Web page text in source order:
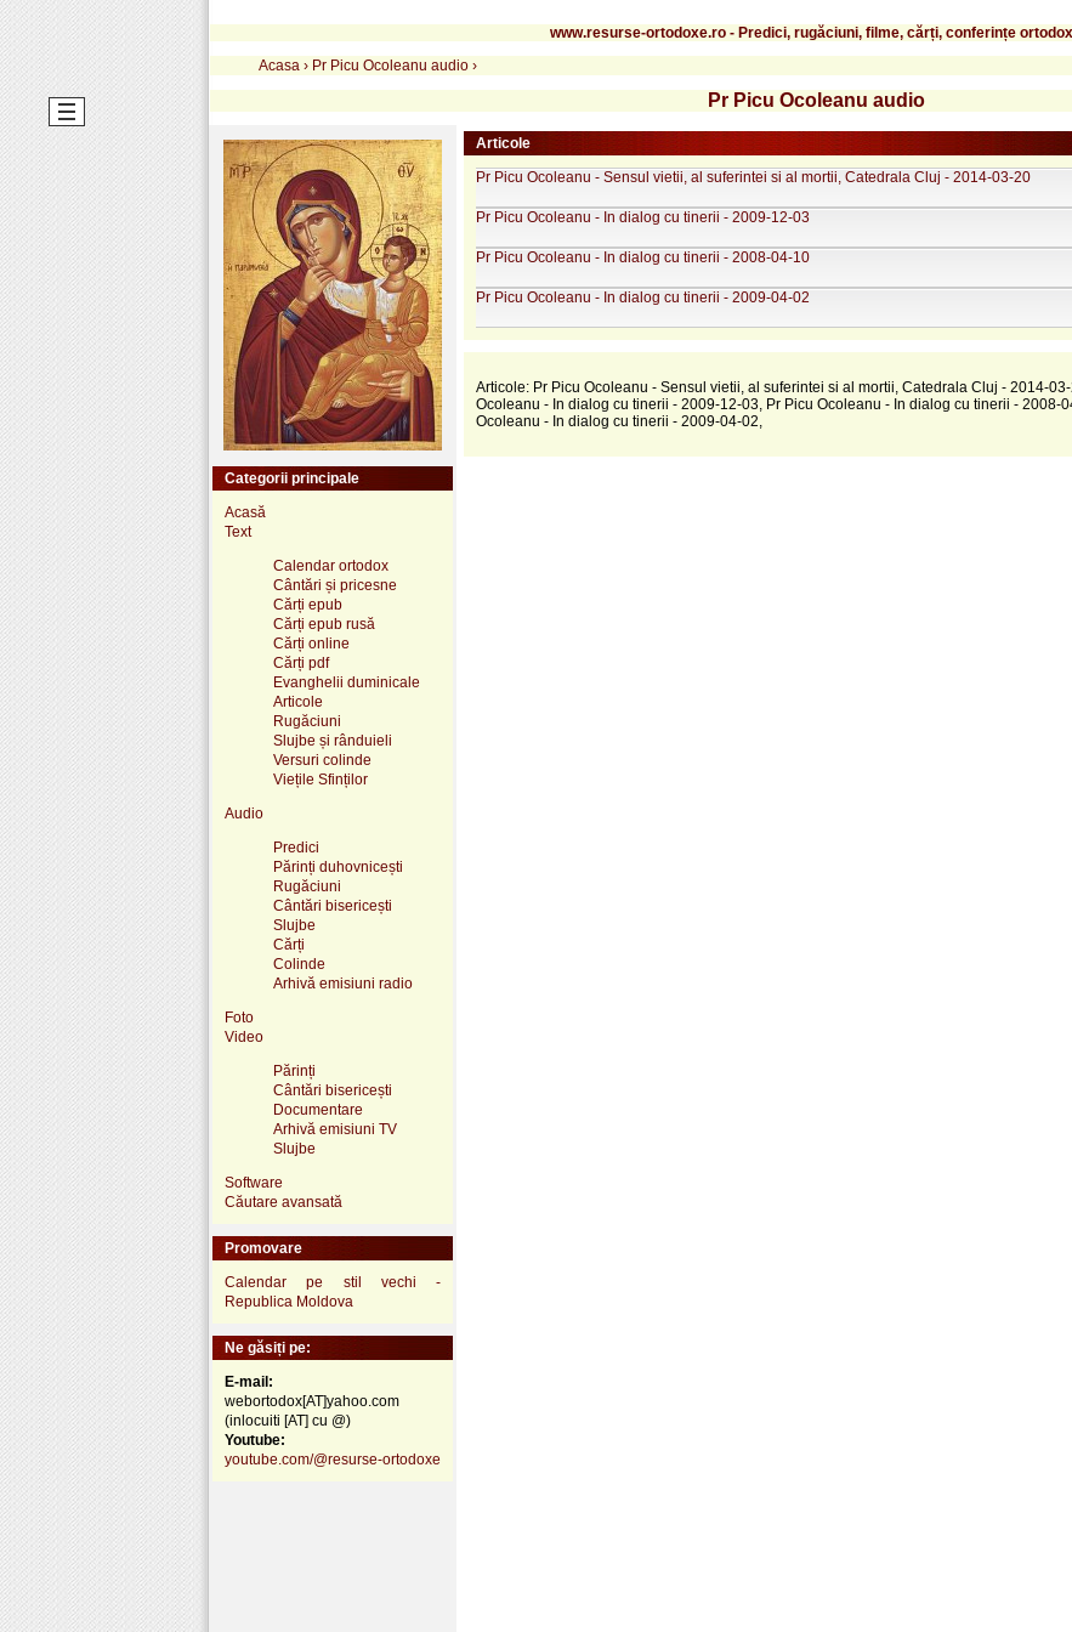
www.resurse-ortodoxe.ro - Predici, rugăciuni, filme, cărți, conferințe
Acasa › Pr Picu Ocoleanu audio ›
Pr Picu Ocoleanu audio
Categorii principale
Acasă
Text
Calendar ortodox
Cântări și pricesne
Cărți epub
Cărți epub rusă
Cărți online
Cărți pdf
Evanghelii duminicale
Articole
Rugăciuni
Slujbe și rânduieli
Versuri colinde
Viețile Sfinților
Audio
Predici
Părinți duhovnicești
Rugăciuni
Cântări bisericești
Slujbe
Cărți
Colinde
Arhivă emisiuni radio
Foto
Video
Părinți
Cântări bisericești
Documentare
Arhivă emisiuni TV
Slujbe
Software
Căutare avansată
Promovare
Calendar pe stil vechi -
Republica Moldova
Ne găsiți pe:
E-mail:
webortodox[AT]yahoo.com
(inlocuiti [AT] cu @)
Youtube:
youtube.com/@resurse-ortodoxe
Articole
Pr Picu Ocoleanu - Sensul vietii, al suferintei si al mortii, Catedrala Cluj - 2014-03-20
Pr Picu Ocoleanu - In dialog cu tinerii - 2009-12-03
Pr Picu Ocoleanu - In dialog cu tinerii - 2008-04-10
Pr Picu Ocoleanu - In dialog cu tinerii - 2009-04-02
Articole: Pr Picu Ocoleanu - Sensul vietii, al suferintei si al mortii, Catedrala Cluj - 2014-
Ocoleanu - In dialog cu tinerii - 2009-12-03, Pr Picu Ocoleanu - In dialog cu tinerii - 2008-
Ocoleanu - In dialog cu tinerii - 2009-04-02,